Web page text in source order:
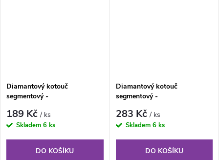
Diamantový kotouč
segmentový -
beton, kámen, cihly
189 Kč/ ks
Skladem 6 ks
DO KOŠÍKU
Diamantový kotouč
segmentový -
beton, kámen, cihly
283 Kč/ ks
Skladem 6 ks
DO KOŠÍKU